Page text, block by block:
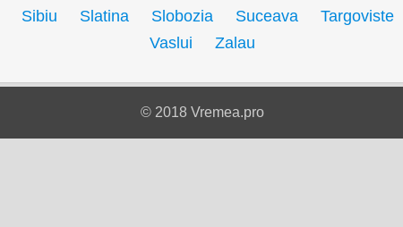
Sibiu Slatina Slobozia Suceava Targoviste
Vaslui
Zalau
© 2018 Vremea.pro